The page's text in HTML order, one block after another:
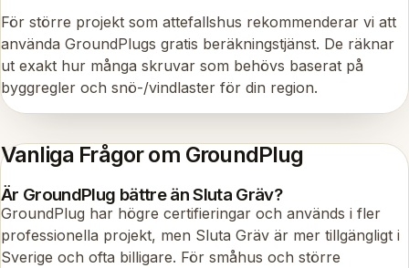
För större projekt som attefallshus rekommenderar vi att
använda GroundPlugs gratis beräkningstjänst. De räknar
ut exakt hur många skruvar som behövs baserat på
byggregler och snö-/vindlaster för din region.
Vanliga Frågor om GroundPlug
Är GroundPlug bättre än Sluta Gräv?
GroundPlug har högre certifieringar och används i fler
professionella projekt, men Sluta Gräv är mer tillgängligt i
Sverige och ofta billigare. För småhus och större